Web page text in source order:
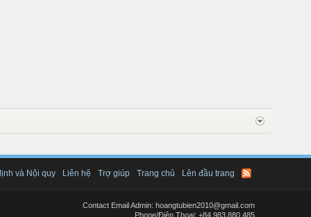
và Nội quy Liên hệ Trợ giúp Trang chủ Lên đầu trang
Contact Email Admin: hoangtubien2010@gmail.com
Phone/Điện Thoại: +84.983.880.485